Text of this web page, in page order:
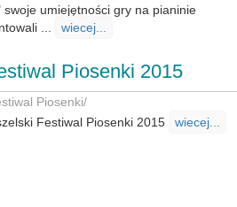
swoje umiejętności gry na pianinie
...
wiecej...
Piosenki 2015
Piosenki/
Festiwal Piosenki 2015
wiecej...